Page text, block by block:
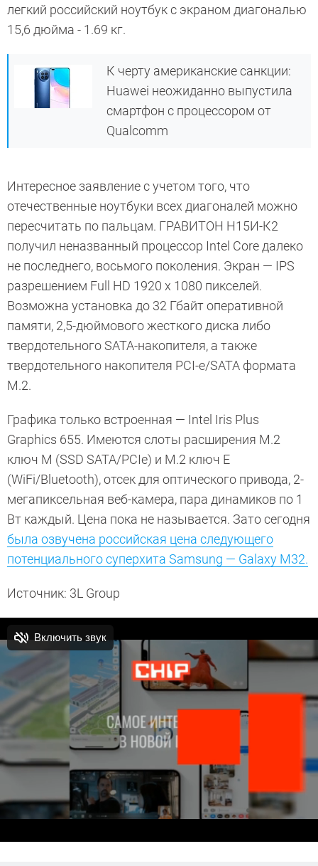
легкий российский ноутбук с экраном диагональю
15,6 дюйма - 1.69 кг.
К черту американские санкции:
Huawei неожиданно выпустила
смартфон с процессором от
Qualcomm
Интересное заявление с учетом того, что
отечественные ноутбуки всех диагоналей можно
пересчитать по пальцам. ГРАВИТОН Н15И-К2
получил неназванный процессор Intel Core далеко
не последнего, восьмого поколения. Экран — IPS
разрешением Full HD 1920 х 1080 пикселей.
Возможна установка до 32 Гбайт оперативной
памяти, 2,5-дюймового жесткого диска либо
твердотельного SATA-накопителя, а также
твердотельного накопителя PCI-e/SATA формата
M.2.
Графика только встроенная — Intel Iris Plus
Graphics 655. Имеются слоты расширения M.2
ключ M (SSD SATA/PCIe) и M.2 ключ E
(WiFi/Bluetooth), отсек для оптического привода, 2-
мегапиксельная веб-камера, пара динамиков по 1
Вт каждый. Цена пока не называется. Зато сегодня
была озвучена российская цена следующего
потенциального суперхита Samsung — Galaxy M32.
Источник: 3L Group